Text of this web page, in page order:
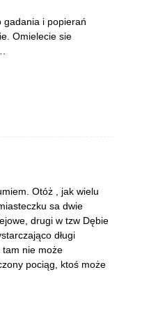
gadania i popierań
Omielecie sie
Otóż , jak wielu
sa dwie
drugi w tzw Dębie
długi
tam nie może
pociąg, ktoś może